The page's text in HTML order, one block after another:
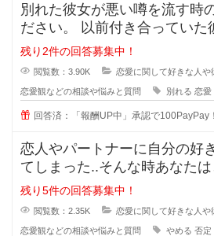
別れた彼女が悪い噂を流す時
ださい。 以前付き合っていた彼女が、付き合っ
ている時のことを周囲に平気
残り2件の回答募集中！
閲覧数：3.90K 恋愛に関して好きな人
恋愛観などの相談や悩みと質問 別れる 恋愛
回答済：「報酬UP中」承認で100PayPay！
恋人やパートナーに自分の好
てしまった..そんな時あなたは
は元々韓国が好きで、韓
残り5件の回答募集中！
閲覧数：2.35K 恋愛に関して好きな人
恋愛観などの相談や悩みと質問 やめる 否定